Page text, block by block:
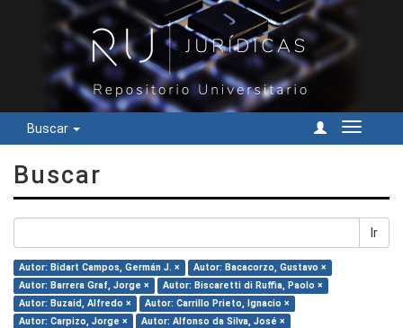
Buscar
Cambiar
Buscar
Ir
Autor: Bidart Campos, Germán J. ×
Autor: Bacacorzo, Gustavo ×
Autor: Barrera Graf, Jorge ×
Autor: Biscaretti di Ruffia, Paolo ×
Autor: Buzaid, Alfredo ×
Autor: Carrillo Prieto, Ignacio ×
Autor: Carpizo, Jorge ×
Autor: Alfonso da Silva, José ×